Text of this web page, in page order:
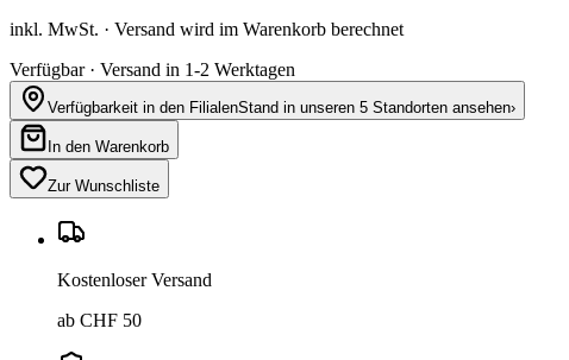
inkl. MwSt. · Versand wird im Warenkorb berechnet
Verfügbar · Versand in 1-2 Werktagen
Verfügbarkeit in den FilialenStand in unseren 5 Standorten ansehen›
In den Warenkorb
Zur Wunschliste
Kostenloser Versand
ab CHF 50